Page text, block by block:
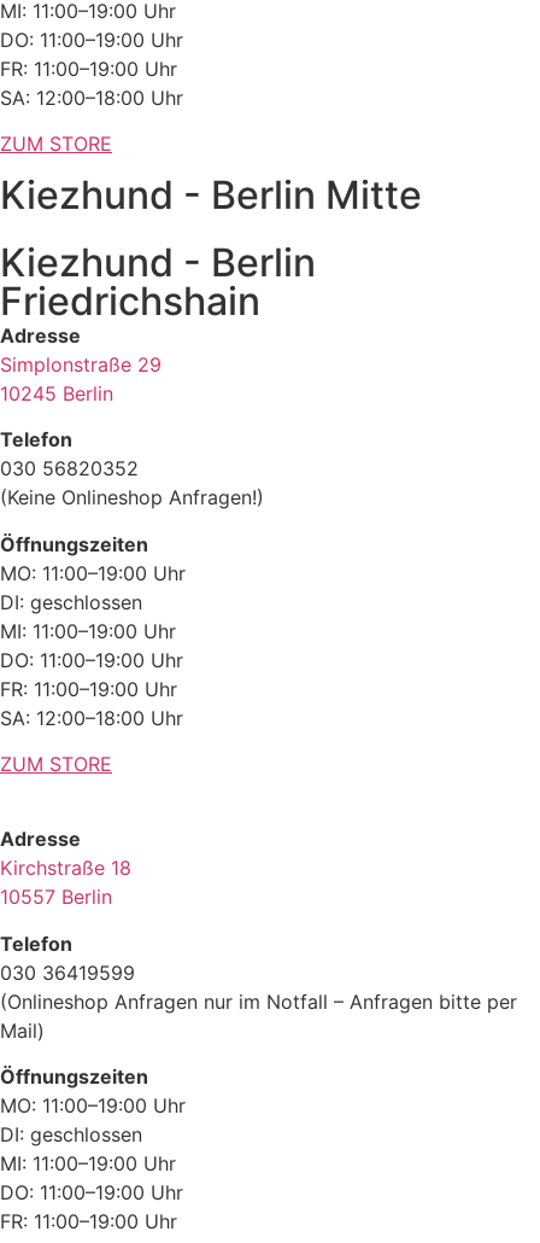
MI: 11:00–19:00 Uhr
DO: 11:00–19:00 Uhr
FR: 11:00–19:00 Uhr
SA: 12:00–18:00 Uhr
ZUM STORE
Kiezhund - Berlin Mitte
Kiezhund - Berlin
Friedrichshain
Adresse
Simplonstraße 29
10245 Berlin
Telefon
030 56820352
(Keine Onlineshop Anfragen!)
Öffnungszeiten
MO: 11:00–19:00 Uhr
DI: geschlossen
MI: 11:00–19:00 Uhr
DO: 11:00–19:00 Uhr
FR: 11:00–19:00 Uhr
SA: 12:00–18:00 Uhr
ZUM STORE
Adresse
Kirchstraße 18
10557 Berlin
Telefon
030 36419599
(Onlineshop Anfragen nur im Notfall – Anfragen bitte per
Mail)
Öffnungszeiten
MO: 11:00–19:00 Uhr
DI: geschlossen
MI: 11:00–19:00 Uhr
DO: 11:00–19:00 Uhr
FR: 11:00–19:00 Uhr